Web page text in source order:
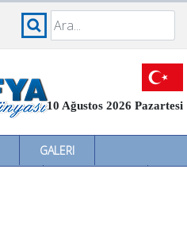
10 Ağustos 2026 Pazartesi
GALERI